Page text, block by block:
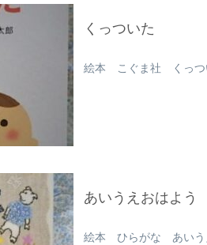
くっついた
絵本 こぐま社 くっ
あいうえおはよう
絵本 ひらがな あいう